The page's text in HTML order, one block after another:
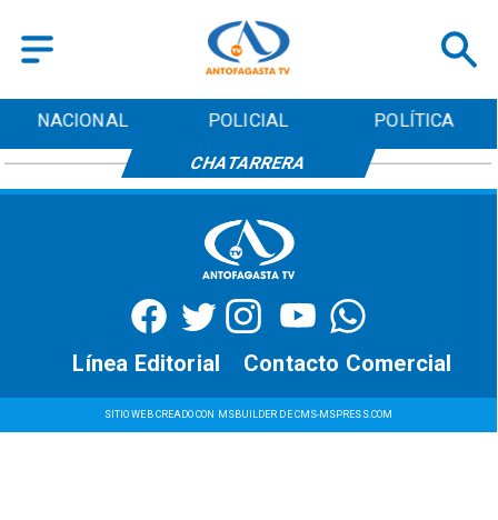
NACIONAL POLICIAL POLÍTICA
CHATARRERA
SITIO WEB CREADO CON MSBUILDER DE CMS-MSPRESS.COM
Contacto Comercial
Línea Editorial